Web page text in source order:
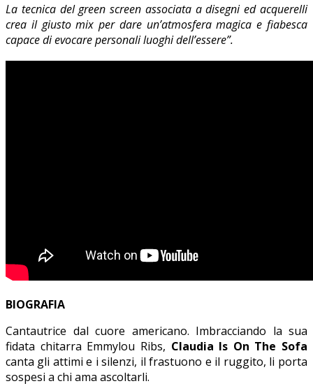
La tecnica del green screen associata a disegni ed acquerelli
crea il giusto mix per dare un’atmosfera magica e fiabesca
capace di evocare personali luoghi dell’essere”.
BIOGRAFIA
Cantautrice dal cuore americano. Imbracciando la sua
fidata chitarra Emmylou Ribs, Claudia Is On The Sofa
canta gli attimi e i silenzi, il frastuono e il ruggito, li porta
sospesi a chi ama ascoltarli.